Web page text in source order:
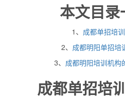
本文目录
1、 成都单招培
2、 成都明阳单招培
3、 成都明阳培训机构
成都单招培